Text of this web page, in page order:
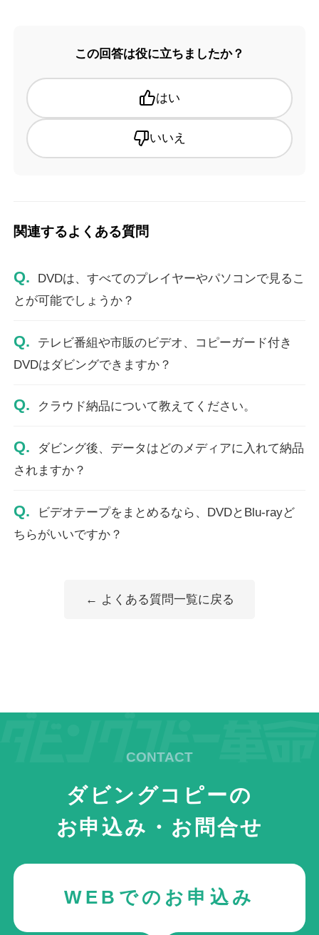
この回答は役に立ちましたか？
はい
いいえ
関連するよくある質問
Q.
DVDは、すべてのプレイヤーやパソコンで見るこ
とが可能でしょうか？
Q.
テレビ番組や市販のビデオ、コピーガード付き
DVDはダビングできますか？
Q. クラウド納品について教えてください。
Q.
ダビング後、データはどのメディアに入れて納品
されますか？
Q.
ビデオテープをまとめるなら、DVDとBlu-rayど
ちらがいいですか？
← よくある質問一覧に戻る
ダビングコピーの
お申込み・お問合せ
WEBでのお申込み